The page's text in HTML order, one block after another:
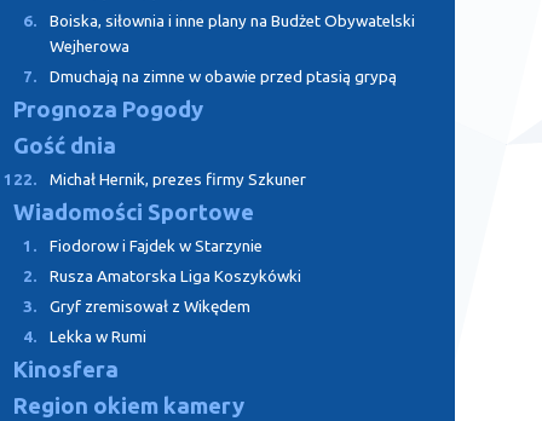
6.
Boiska, siłownia i inne plany na Budżet Obywatelski
Wejherowa
7.
Dmuchają na zimne w obawie przed ptasią grypą
Prognoza Pogody
Gość dnia
122. Michał Hernik, prezes firmy Szkuner
Wiadomości Sportowe
1.
Fiodorow i Fajdek w Starzynie
2.
Rusza Amatorska Liga Koszykówki
3.
Gryf zremisował z Wikędem
4.
Lekka w Rumi
Kinosfera
Region okiem kamery